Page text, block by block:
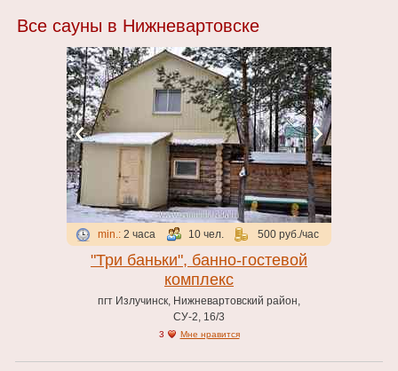
с учетом выбора
Вместимость:
1 чел.
30 чел.
Цена за час:
185 руб.
2200 руб.
Только рекомендованные
Удобства
Wi-Fi интернет
Банкетный зал
Все сауны в Нижневартовске
min.: 2 часа 10 чел. 500 руб./час
"Три баньки", банно-гостевой
комплекс
пгт Излучинск, Нижневартовский район,
СУ-2, 16/3
3 Мне нравится